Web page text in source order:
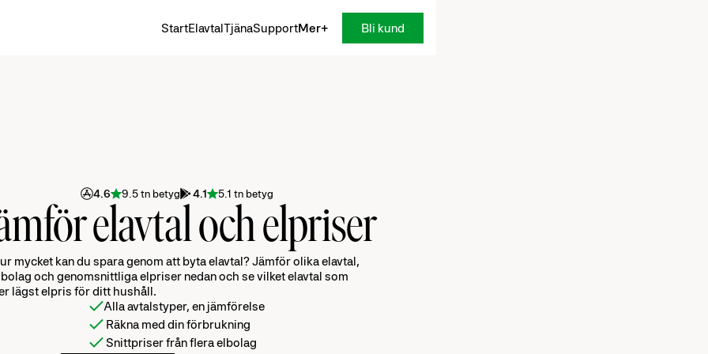
StartElavtalTjänaSupportMer Bli kund
4.6 9.5 tn betyg 4.1 5.1 tn betyg
elavtal och elpriser
mycket kan du spara genom att byta elavtal? Jämför olika elavtal,
och genomsnittliga elpriser nedan och se vilket elavtal som
lägst elpris för ditt hushåll.
Alla avtalstyper, en jämförelse
Räkna med din förbrukning
Snittpriser från flera elbolag